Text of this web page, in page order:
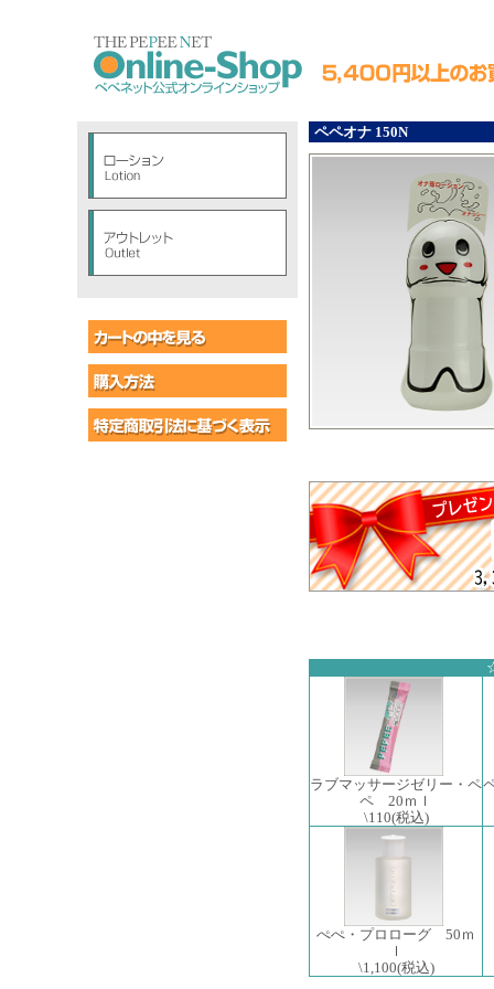
ペペオナ 150N
ラブマッサージゼリー・ペ
ペ 20ｍｌ
\110(税込)
ぺぺ・プロローグ 50ｍ
ｌ
\1,100(税込)